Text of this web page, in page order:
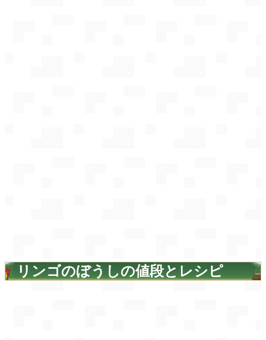
リンゴのぼうしの値段とレシピ